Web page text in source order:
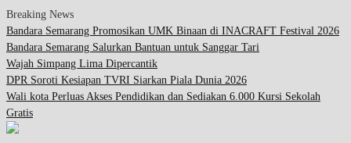
Breaking News
Bandara Semarang Promosikan UMK Binaan di INACRAFT Festival 2026
Bandara Semarang Salurkan Bantuan untuk Sanggar Tari
Wajah Simpang Lima Dipercantik
DPR Soroti Kesiapan TVRI Siarkan Piala Dunia 2026
Wali kota Perluas Akses Pendidikan dan Sediakan 6.000 Kursi Sekolah
Gratis